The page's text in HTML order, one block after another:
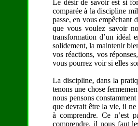
Le désir de savoir est si
comparée à la discipline
passe, en vous empêchant
que vous voulez savoir
transformation d’un idéal
solidement, la maintenir
vos réactions, vos
vous pourrez voir si elles
La discipline, dans la
tenons une chose
nous pensons
que devrait être la vie, il ne
à comprendre. Ce n’est
comprendre, il nous faut